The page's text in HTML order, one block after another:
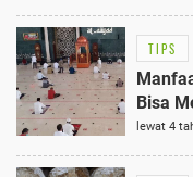
TIPS
Bisa
lewat 4